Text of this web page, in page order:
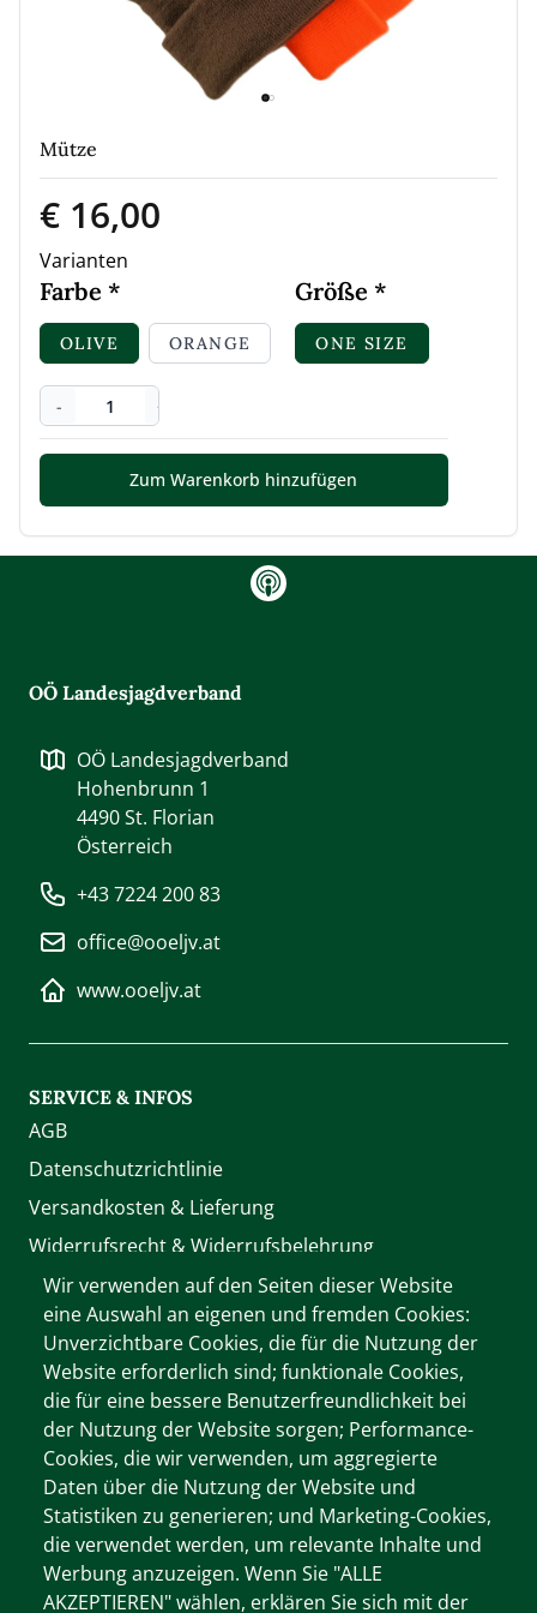
Mütze
€ 16,00
Varianten
Farbe
OLIVE ORANGE
Größe
ONE SIZE
- +
OÖ Landesjagdverband
OÖ Landesjagdverband
Hohenbrunn 1
4490St. Florian
Österreich
+43 7224 200 83
office@ooeljv.at
www.ooeljv.at
SERVICE & INFOS
AGB
Datenschutzrichtlinie
Versandkosten & Lieferung
Widerrufsrecht & Widerrufsbelehrung
Zahlung
WIR AKZEPTIEREN
Wichtige Informationen
Cookie-Dokumentation
Cookie-Einstellungen
Impressum
Wir verwenden auf den Seiten dieser Website
eine Auswahl an eigenen und fremden Cookies:
Unverzichtbare Cookies, die für die Nutzung der
Website erforderlich sind; funktionale Cookies,
die für eine bessere Benutzerfreundlichkeit bei
der Nutzung der Website sorgen; Performance-
Cookies, die wir verwenden, um aggregierte
Daten über die Nutzung der Website und
Statistiken zu generieren; und Marketing-Cookies,
die verwendet werden, um relevante Inhalte und
Werbung anzuzeigen. Wenn Sie "ALLE
AKZEPTIEREN" wählen, erklären Sie sich mit der